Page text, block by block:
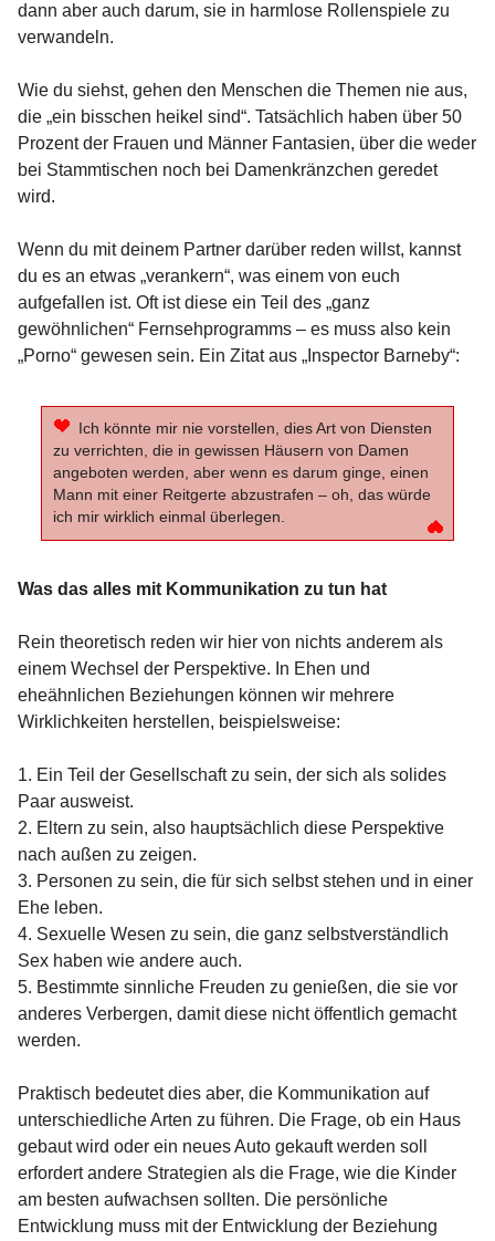
dann aber auch darum, sie in harmlose Rollenspiele zu
verwandeln.
Wie du siehst, gehen den Menschen die Themen nie aus,
die „ein bisschen heikel sind“. Tatsächlich haben über 50
Prozent der Frauen und Männer Fantasien, über die weder
bei Stammtischen noch bei Damenkränzchen geredet
wird.
Wenn du mit deinem Partner darüber reden willst, kannst
du es an etwas „verankern“, was einem von euch
aufgefallen ist. Oft ist diese ein Teil des „ganz
gewöhnlichen“ Fernsehprogramms – es muss also kein
„Porno“ gewesen sein. Ein Zitat aus „Inspector Barneby“:
Ich könnte mir nie vorstellen, dies Art von Diensten
zu verrichten, die in gewissen Häusern von Damen
angeboten werden, aber wenn es darum ginge, einen
Mann mit einer Reitgerte abzustrafen – oh, das würde
ich mir wirklich einmal überlegen.
Was das alles mit Kommunikation zu tun hat
Rein theoretisch reden wir hier von nichts anderem als
einem Wechsel der Perspektive. In Ehen und
eheähnlichen Beziehungen können wir mehrere
Wirklichkeiten herstellen, beispielsweise:
1. Ein Teil der Gesellschaft zu sein, der sich als solides
Paar ausweist.
2. Eltern zu sein, also hauptsächlich diese Perspektive
nach außen zu zeigen.
3. Personen zu sein, die für sich selbst stehen und in einer
Ehe leben.
4. Sexuelle Wesen zu sein, die ganz selbstverständlich
Sex haben wie andere auch.
5. Bestimmte sinnliche Freuden zu genießen, die sie vor
anderes Verbergen, damit diese nicht öffentlich gemacht
werden.
Praktisch bedeutet dies aber, die Kommunikation auf
unterschiedliche Arten zu führen. Die Frage, ob ein Haus
gebaut wird oder ein neues Auto gekauft werden soll
erfordert andere Strategien als die Frage, wie die Kinder
am besten aufwachsen sollten. Die persönliche
Entwicklung muss mit der Entwicklung der Beziehung